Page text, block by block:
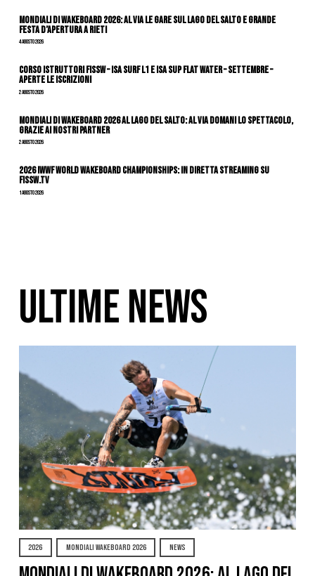
Mondiali di Wakeboard 2026: al via le gare sul Lago del Salto e grande
festa d’apertura a Rieti
4 Agosto 2026
CORSO ISTRUTTORI FISSW – ISA SURF L1 e ISA SUP Flat Water – SETTEMBRE –
APERTE LE ISCRIZIONI
2 Agosto 2026
Mondiali di Wakeboard 2026 al Lago del Salto: al via domani lo spettacolo,
grazie ai nostri Partner
2 Agosto 2026
2026 IWWF WORLD WAKEBOARD CHAMPIONSHIPS: IN DIRETTA STREAMING SU
FISSW.TV
1 Agosto 2026
ULTIME NEWS
2026 MONDIALI WAKEBOARD 2026 NEWS